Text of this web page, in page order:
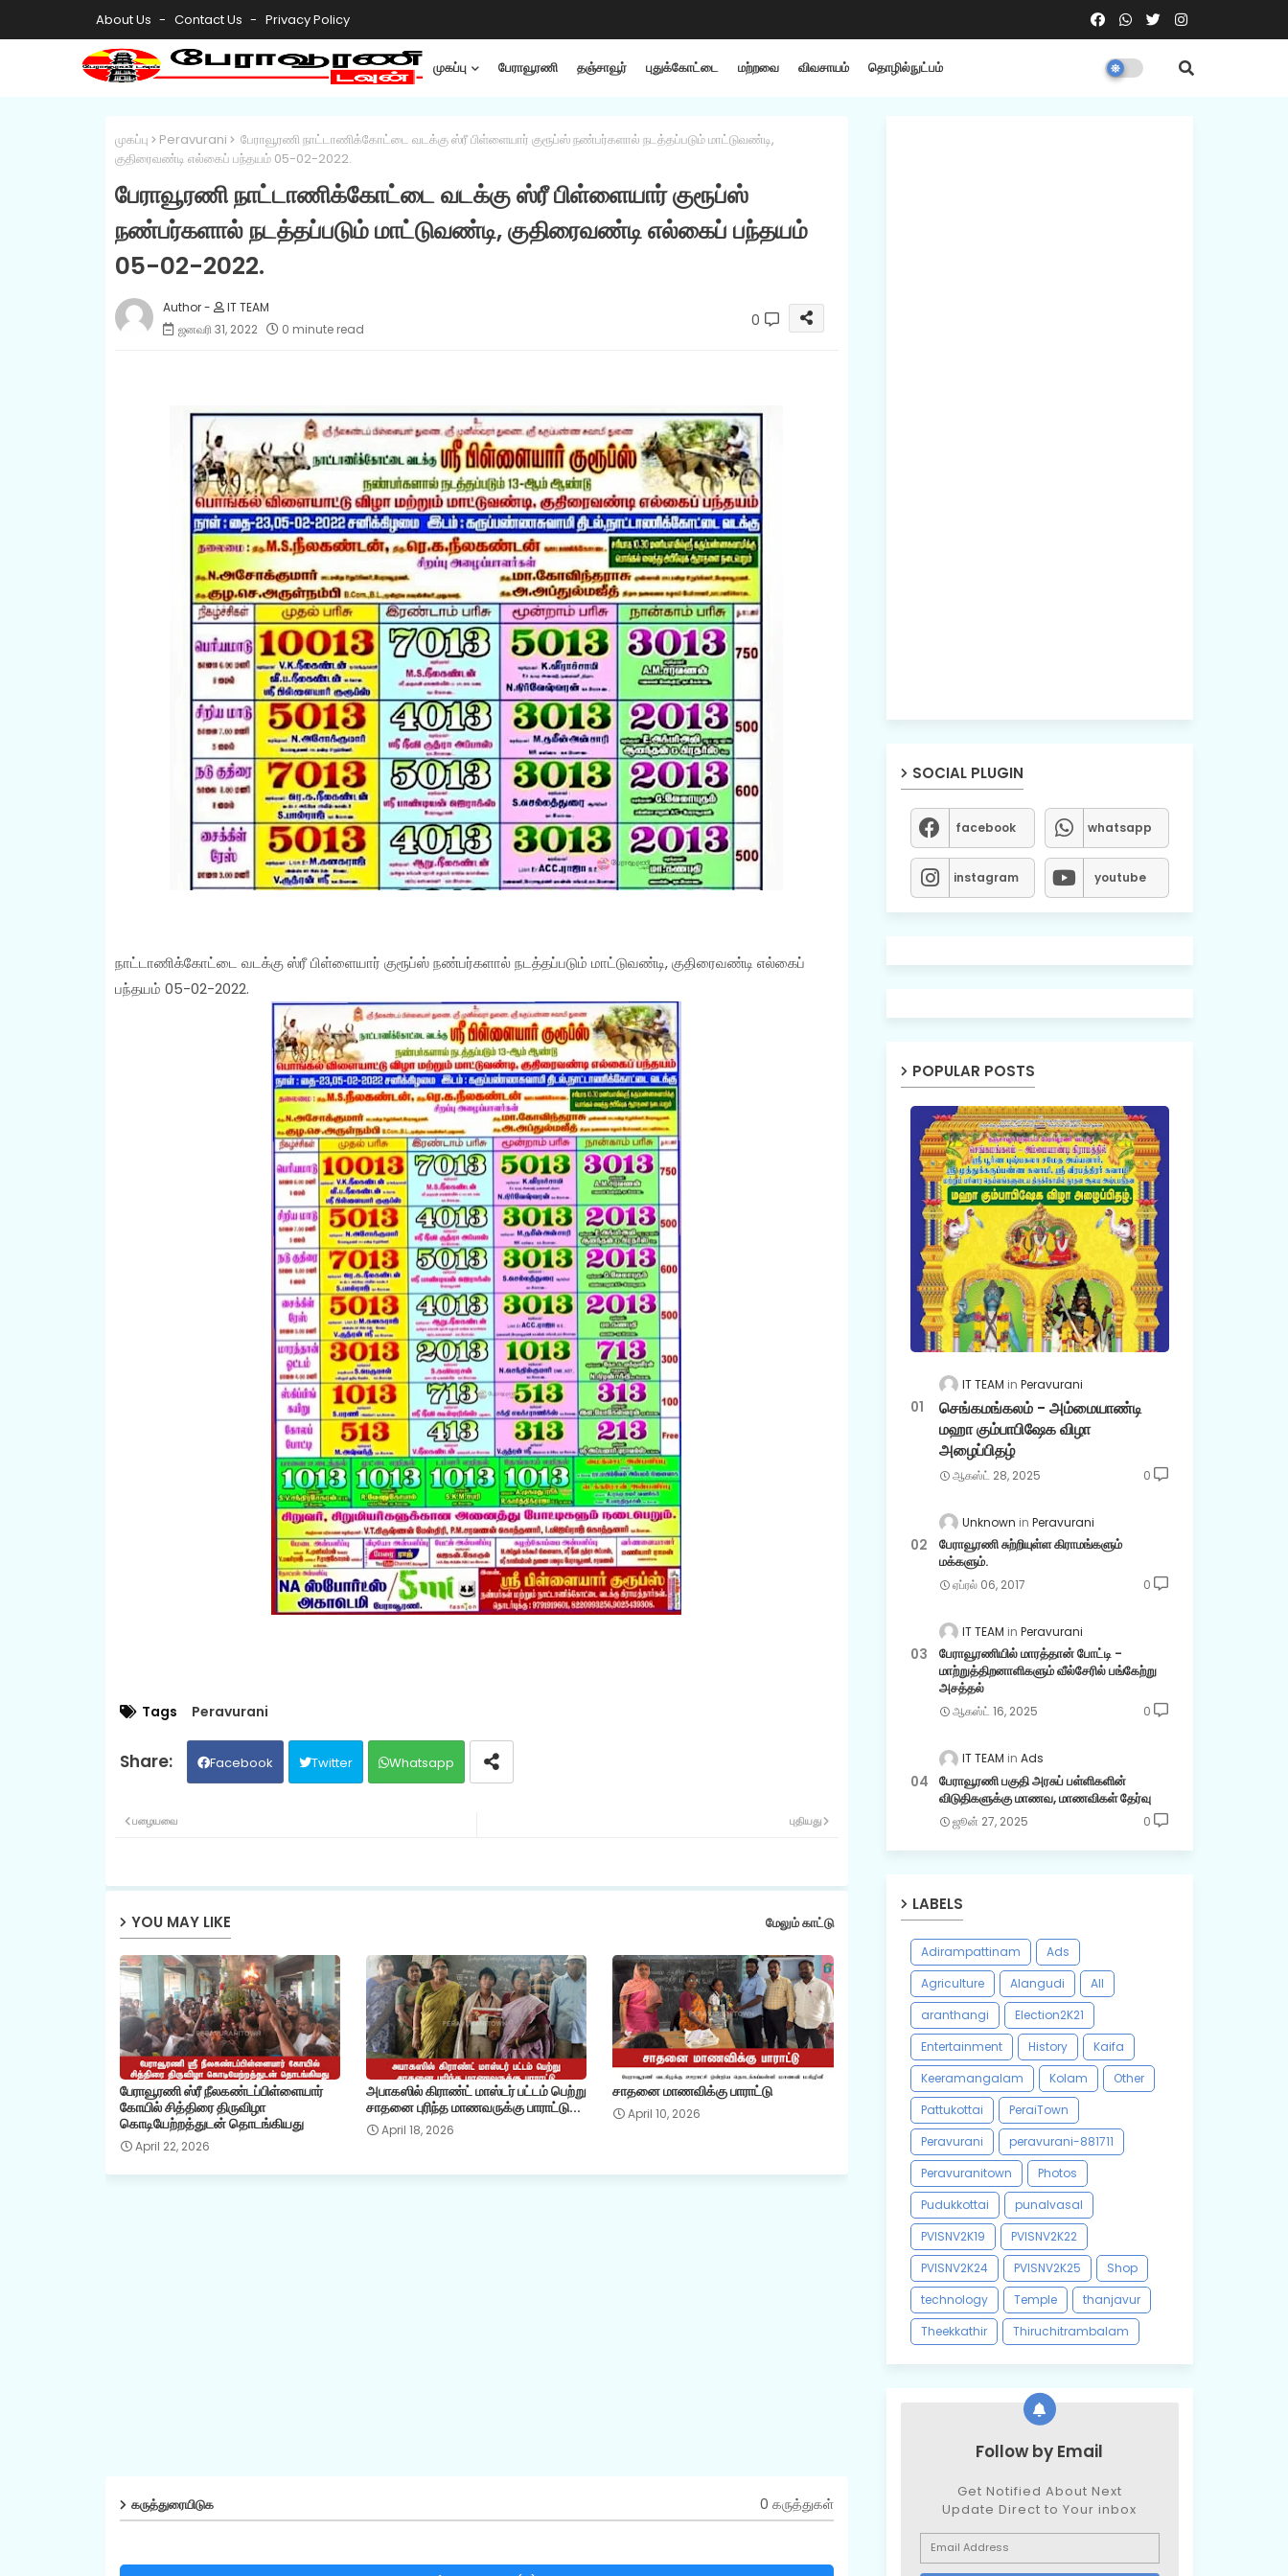
About Us Contact Us Privacy Policy
முகப்பு பேராவூரணி தஞ்சாவூர் புதுக்கோட்டை மற்றவை விவசாயம் தொழில்நுட்பம்
முகப்பு Peravurani
பேராவூரணி நாட்டாணிக்கோட்டை வடக்கு ஸ்ரீ பிள்ளையார் குரூப்ஸ் நண்பர்களால் நடத்தப்படும் மாட்டுவண்டி,
குதிரைவண்டி எல்கைப் பந்தயம் 05-02-2022.
பேராவூரணி நாட்டாணிக்கோட்டை வடக்கு ஸ்ரீ பிள்ளையார் குரூப்ஸ்
நண்பர்களால் நடத்தப்படும் மாட்டுவண்டி, குதிரைவண்டி எல்கைப் பந்தயம்
05-02-2022.
IT TEAM
ஜனவரி 31, 2022
0 minute read 0
நாட்டாணிக்கோட்டை வடக்கு ஸ்ரீ பிள்ளையார் குரூப்ஸ் நண்பர்களால் நடத்தப்படும் மாட்டுவண்டி, குதிரைவண்டி எல்கைப்
பந்தயம் 05-02-2022.
Tags Peravurani
Facebook Twitter Whatsapp
புதியது
பழையவை
YOU MAY LIKE மேலும் காட்டு
பேராவூரணி ஸ்ரீ நீலகண்டப்பிள்ளையார்
கோயில் சித்திரை திருவிழா
கொடியேற்றத்துடன் தொடங்கியது
April 22, 2026
அபாகஸில் கிராண்ட் மாஸ்டர் பட்டம் பெற்று
சாதனை புரிந்த மாணவருக்கு பாராட்டு...
April 18, 2026
சாதனை மாணவிக்கு பாராட்டு
April 10, 2026
கருத்துரையிடுக 0 கருத்துகள்
SOCIAL PLUGIN
facebook whatsapp
instagram youtube
POPULAR POSTS
IT TEAM Peravurani
செங்கமங்கலம் - அம்மையாண்டி
மஹா கும்பாபிஷேக விழா
அழைப்பிதழ்
ஆகஸ்ட் 28, 2025 0
Unknown Peravurani
பேராவூரணி சுற்றியுள்ள கிராமங்களும்
மக்களும்.
ஏப்ரல் 06, 2017 0
IT TEAM Peravurani
பேராவூரணியில் மாரத்தான் போட்டி -
மாற்றுத்திறனாளிகளும் வீல்சேரில் பங்கேற்று
அசத்தல்
ஆகஸ்ட் 16, 2025 0
IT TEAM Ads
பேராவூரணி பகுதி அரசுப் பள்ளிகளின்
விடுதிகளுக்கு மாணவ, மாணவிகள் தேர்வு
ஜூன் 27, 2025 0
LABELS
Adirampattinam
Ads
Agriculture
Alangudi
All
aranthangi
Election2K21
Entertainment
History
Kaifa
Keeramangalam
Kolam
Other
Pattukottai
PeraiTown
Peravurani
peravurani-881711
Peravuranitown
Photos
Pudukkottai
punalvasal
PVISNV2K19
PVISNV2K22
PVISNV2K24
PVISNV2K25
Shop
technology
Temple
thanjavur
Theekkathir
Thiruchitrambalam
Follow by Email
Get Notified About Next
Update Direct to Your inbox